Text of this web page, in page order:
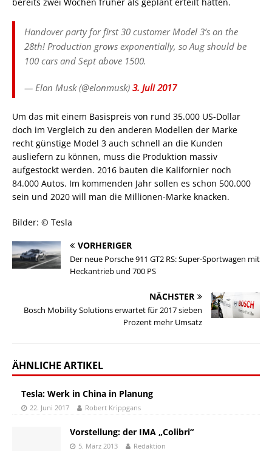
Handover party for first 30 customer Model 3’s on the
28th! Production grows exponentially, so Aug should be
100 cars and Sept above 1500.
— Elon Musk (@elonmusk) 3. Juli 2017
Um das mit einem Basispreis von rund 35.000 US-Dollar
doch im Vergleich zu den anderen Modellen der Marke
recht günstige Model 3 auch schnell an die Kunden
ausliefern zu können, muss die Produktion massiv
aufgestockt werden. 2016 bauten die Kalifornier noch
84.000 Autos. Im kommenden Jahr sollen es schon 500.000
sein und 2020 will man die Millionen-Marke knacken.
Bilder: © Tesla
VORHERIGER
Der neue Porsche 911 GT2 RS: Super-Sportwagen mit
Heckantrieb und 700 PS
NÄCHSTER
Bosch Mobility Solutions erwartet für 2017 sieben
Prozent mehr Umsatz
ÄHNLICHE ARTIKEL
Tesla: Werk in China in Planung
22. Juni 2017 Robert Krippgans
Vorstellung: der IMA „Colibri“
5. März 2013 Redaktion